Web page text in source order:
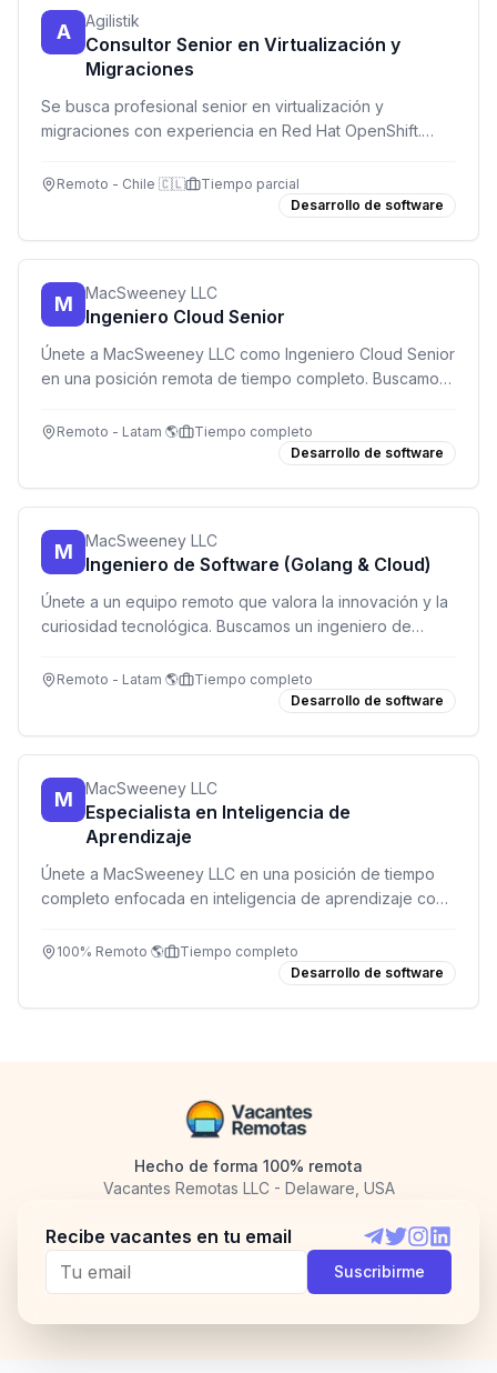
A Agilistik
Consultor Senior en Virtualización y
Migraciones
Se busca profesional senior en virtualización y
migraciones con experiencia en Red Hat OpenShift.
Remoto - Chile 🇨🇱
Tiempo parcial
Desarrollo de software
M MacSweeney LLC
Ingeniero Cloud Senior
Únete a MacSweeney LLC como Ingeniero Cloud Senior
en una posición remota de tiempo completo. Buscamos
experiencia en infraestructura en la nube.
Remoto - Latam 🌎
Tiempo completo
Desarrollo de software
M MacSweeney LLC
Ingeniero de Software (Golang & Cloud)
Únete a un equipo remoto que valora la innovación y la
curiosidad tecnológica. Buscamos un ingeniero de
creativas.
Remoto - Latam 🌎
Tiempo completo
Desarrollo de software
M MacSweeney LLC
Especialista en Inteligencia de
Aprendizaje
Únete a MacSweeney LLC en una posición de tiempo
completo enfocada en inteligencia de aprendizaje con
100% Remoto 🌎
Tiempo completo
Desarrollo de software
Hecho de forma 100% remota
Vacantes Remotas LLC - Delaware, USA
Recibe vacantes en tu email
Telegram
TwitterInstagram
Suscribirme